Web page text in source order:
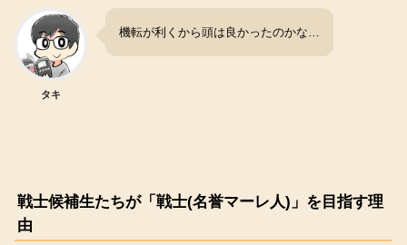
タキ
機転が利くから頭は良かったのかな…
戦士候補生たちが「戦士(名誉マーレ人)」を目指す理
由